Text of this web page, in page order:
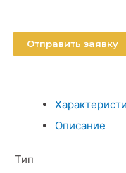
Отправить заявку
Описание
Тип